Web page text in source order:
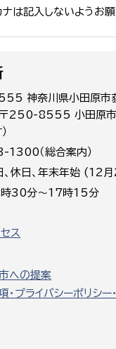
は記入しないようお願
神奈川県小田原市
〒250-8555 小田原市
（総合案内）
、休日、年末年始 (12
30分～17時15分
ス
への提案
・プライバシーポリシー